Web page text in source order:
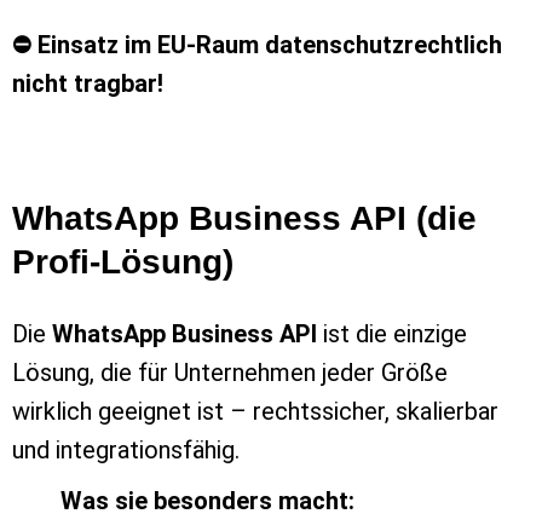
⛔ Einsatz im EU-Raum datenschutzrechtlich
nicht tragbar!
WhatsApp Business API (die
Profi-Lösung)
Die WhatsApp Business API ist die einzige
Lösung, die für Unternehmen jeder Größe
wirklich geeignet ist – rechtssicher, skalierbar
und integrationsfähig.
Was sie besonders macht: